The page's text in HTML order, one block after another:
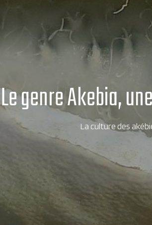
Le genre Akebia,
La culture des